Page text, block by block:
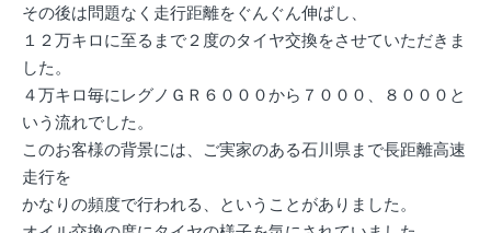
その後は問題なく走行距離をぐんぐん伸ばし、
１２万キロに至るまで２度のタイヤ交換をさせていただきま
した。
４万キロ毎にレグノＧＲ６０００から７０００、８０００と
いう流れでした。
このお客様の背景には、ご実家のある石川県まで長距離高速
走行を
かなりの頻度で行われる、ということがありました。